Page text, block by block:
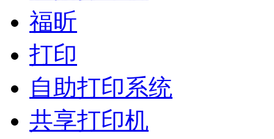
福昕
打印
自助打印系统
共享打印机